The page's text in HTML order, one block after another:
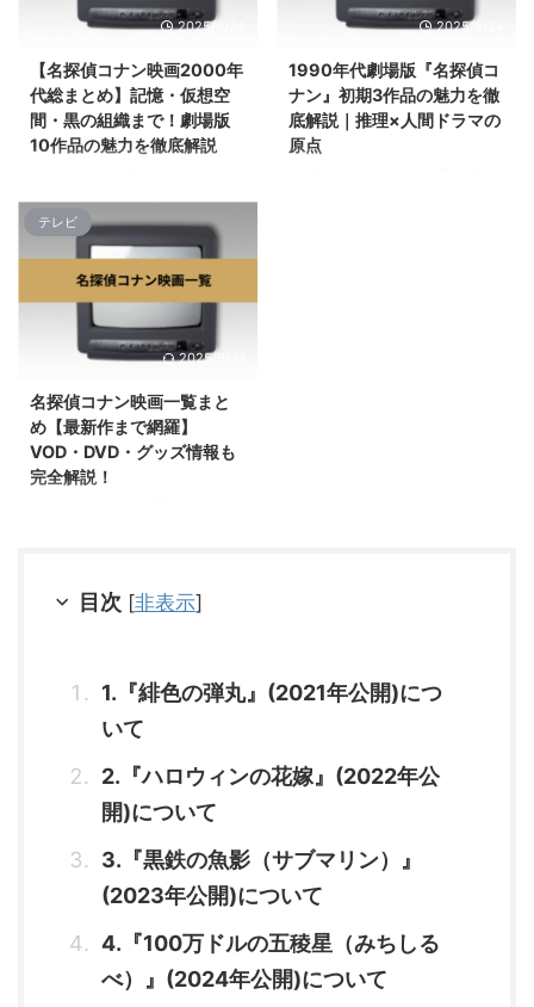
がら、キャラクターたちの成長や
人間関係を丁寧に描く点にありま
す。 2021年の『緋色の弾丸』で
は、赤井一家とFBIの活躍を軸
に、未来的なリニアモーターカー
を舞台にした国際的陰謀が展開さ
れ、スピード感と緊張感が融合し
翌年の『ハロウィンの花嫁』で
は、渋谷の華やかなハロウィ ...
スパイ戦、都市型狙撃事件、美術
品を巡る知的対決、黒ずくめの組
織との直接対峙、百人一首に彩ら
れた恋模様、司法制度を巻き込ん
だ社会派サスペンス、そしてシン
ガポールを舞台にした国際的陰謀
まで、各作品はそれぞれ異なるテ
2025/8/24
【名探偵コナン映画2000年
代総まとめ】記憶・仮想空
間・黒の組織まで！劇場版
10作品の魅力を徹底解説
コナン』劇場版は、シリーズの世
界観を深化させると同時に、キャ
ラクターの内面や関係性を丁寧に
描いた作品群として高く評価され
融合はもちろん、仮想空間や音
楽、海賊伝説など、毎年異なるテ
ーマを巧みに取り入れながら、観
客に新鮮な驚きと感動を届けてき
ました。 特にこの10年間は、黒
の組織との対峙や怪盗キッドとの
頭脳戦、蘭との絆を軸にした人間
ドラマなど、シリーズの根幹に関
2025/8/24
1990年代劇場版『名探偵コ
ナン』初期3作品の魅力を徹
底解説｜推理×人間ドラマの
原点
テレビ
2025/9/27
名探偵コナン映画一覧まと
め【最新作まで網羅】
VOD・DVD・グッズ情報も
完全解説！
リーズです。 原作・青山剛昌が
わず幅広いファンを魅了してきま
した。 作品ごとに異なる舞台設
じた伏線回収など、何度観ても飽
きのこない要素が詰まっていま
す。 最近では、動画配信サービ
画を手軽に楽しむことができ、
U-NEXTやHulu、Amazo ...
目次 [非表示]
1.『緋色の弾丸』(2021年公開)につ
いて
2.『ハロウィンの花嫁』(2022年公
開)について
3.『黒鉄の魚影（サブマリン）』
(2023年公開)について
4.『100万ドルの五稜星（みちしる
べ）』(2024年公開)について